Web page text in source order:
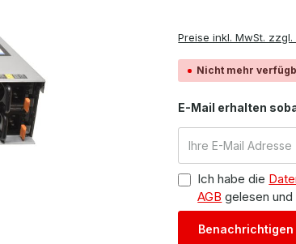
Preise inkl. MwSt.
Nicht mehr
E-Mail erhalten
Ich habe die
AGB gelesen und
Benachrichtigen